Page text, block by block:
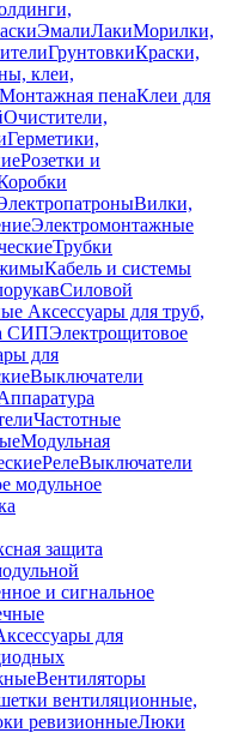
ЭмалиЛакиМорилки,
ГрунтовкиКраски,
клеи,
Монтажная пенаКлеи для
Очистители,
Герметики,
Розетки и
Вилки,
Электромонтажные
Трубки
Кабель и системы
Силовой
Аксессуары для труб,
СИПЭлектрощитовое
для
Выключатели
Частотные
Модульная
РелеВыключатели
модульное
защита
и сигнальное
для
Вентиляторы
вентиляционные,
ревизионныеЛюки